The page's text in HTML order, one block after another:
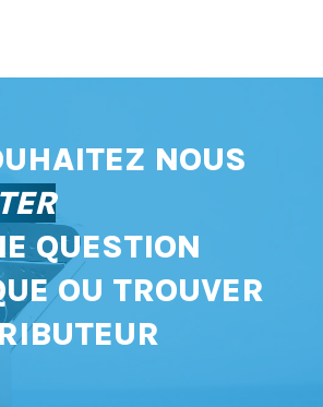
NOUS
QUESTION
OU TROUVER